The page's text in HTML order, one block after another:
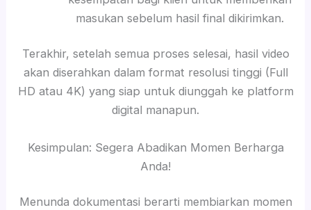
masukan sebelum hasil final dikirimkan.
Terakhir, setelah semua proses selesai, hasil video
akan diserahkan dalam format resolusi tinggi (Full
HD atau 4K) yang siap untuk diunggah ke platform
digital manapun.
Kesimpulan: Segera Abadikan Momen Berharga
Anda!
Menunda dokumentasi berarti membiarkan momen